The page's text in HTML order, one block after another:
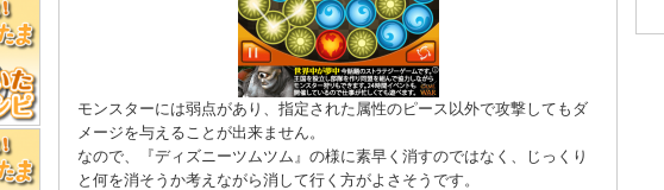
モンスターには弱点があり、指定された属性のピース以外で攻撃してもダ
メージを与えることが出来ません。
なので、『ディズニーツムツム』の様に素早く消すのではなく、じっくり
と何を消そうか考えながら消して行く方がよさそうです。